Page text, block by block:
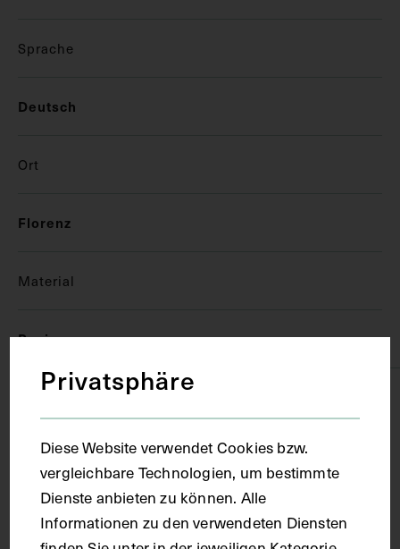
Sprache
Deutsch
Ort
Florenz
Material
Papier
Technik
Handschrift
Maße
Privatsphäre
Diese Website verwendet Cookies bzw.
vergleichbare Technologien, um bestimmte
Dienste anbieten zu können. Alle
Informationen zu den verwendeten Diensten